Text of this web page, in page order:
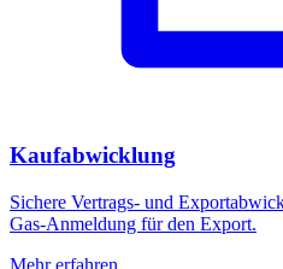
Kaufabwicklung
Sichere Vertrags- und
Gas-Anmeldung für den Export.
Mehr erfahren